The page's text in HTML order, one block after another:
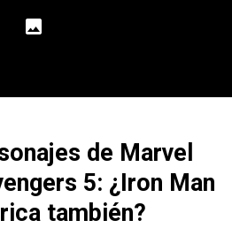
de Marvel
5: ¿Iron Man
también?